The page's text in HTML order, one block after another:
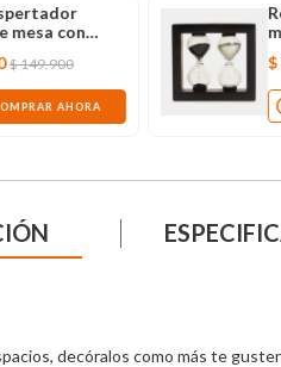
mesa con
bluetooth
$149.900
AHORA
$
decóralos como más te